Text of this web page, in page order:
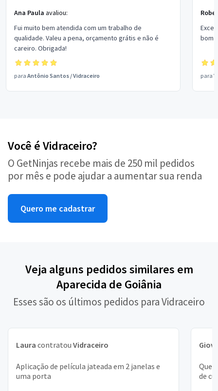
Ana Paula avaliou:
Fui muito bem atendida com um trabalho de
qualidade. Valeu a pena, orçamento grátis e não é
careiro. Obrigada!
para Antônio Santos /Vidraceiro
bom
para
Você é Vidraceiro?
O GetNinjas recebe mais de 250 mil pedidos
por mês e pode ajudar a aumentar sua renda
Quero me cadastrar
Veja alguns pedidos similares em
Aparecida de Goiânia
Esses são os últimos pedidos para Vidraceiro
Laura contratou Vidraceiro
Aplicação de película jateada em 2 janelas e
uma porta
de